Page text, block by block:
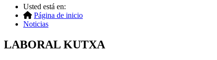
Usted está en:
Página de inicio
Noticias
LABORAL KUTXA